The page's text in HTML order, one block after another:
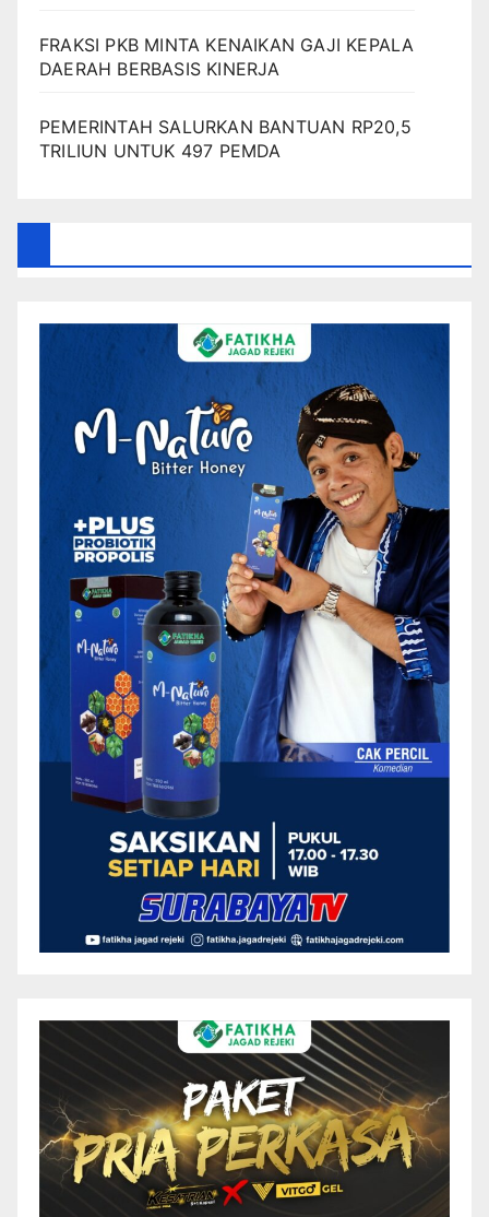
FRAKSI PKB MINTA KENAIKAN GAJI KEPALA
DAERAH BERBASIS KINERJA
PEMERINTAH SALURKAN BANTUAN RP20,5
TRILIUN UNTUK 497 PEMDA